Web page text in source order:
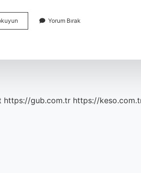
Ankara
Yorum Bırak
https://gub.com.tr https://